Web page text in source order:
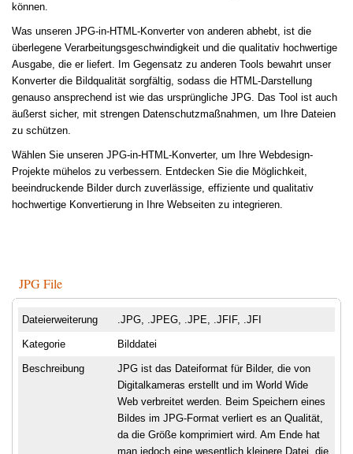
können.
Was unseren JPG-in-HTML-Konverter von anderen abhebt, ist die
überlegene Verarbeitungsgeschwindigkeit und die qualitativ hochwertige
Ausgabe, die er liefert. Im Gegensatz zu anderen Tools bewahrt unser
Konverter die Bildqualität sorgfältig, sodass die HTML-Darstellung
genauso ansprechend ist wie das ursprüngliche JPG. Das Tool ist auch
äußerst sicher, mit strengen Datenschutzmaßnahmen, um Ihre Dateien
zu schützen.
Wählen Sie unseren JPG-in-HTML-Konverter, um Ihre Webdesign-
Projekte mühelos zu verbessern. Entdecken Sie die Möglichkeit,
beeindruckende Bilder durch zuverlässige, effiziente und qualitativ
hochwertige Konvertierung in Ihre Webseiten zu integrieren.
JPG File
Dateierweiterung .JPG, .JPEG, .JPE, .JFIF, .JFI
Kategorie Bilddatei
Beschreibung
JPG ist das Dateiformat für Bilder, die von
Digitalkameras erstellt und im World Wide
Web verbreitet werden. Beim Speichern eines
Bildes im JPG-Format verliert es an Qualität,
da die Größe komprimiert wird. Am Ende hat
man jedoch eine wesentlich kleinere Datei, die